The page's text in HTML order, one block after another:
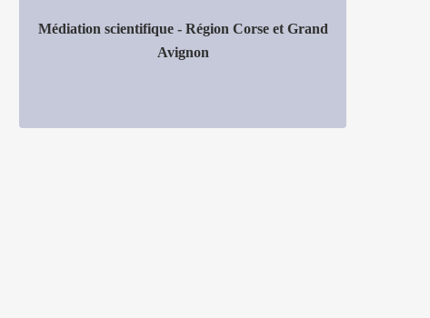
Médiation scientifique - Région Corse et Grand
Avignon